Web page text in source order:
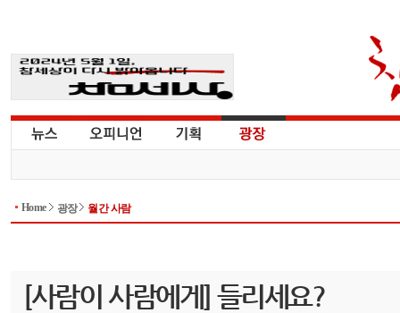
Home 광장 월간 사람
[사람이 사람에게] 들리세요?